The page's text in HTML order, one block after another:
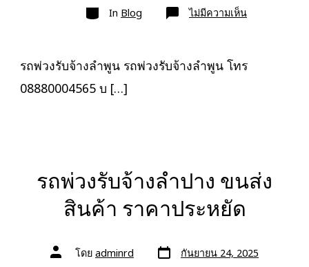
เรื่อง
หมวด
In Blog ไม่มีความเห็นบน
รถ
สินค้า
รถพ่วงรับจ้างลำพูน รถพ่วงรับจ้างลำพูน โทร
08880004565 บ […]
รถพ่วงรับจ้างลำปาง ขนส่ง
สินค้า ราคาประหยัด
ผู้
เขียน โดย adminrd วัน
ที่
กันยายน 24, 2025